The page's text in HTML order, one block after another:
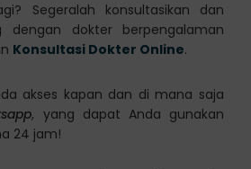
Segeralah konsultasikan dan
dengan dokter berpengalaman
Konsultasi Dokter Online.
akses kapan dan di mana saja
, yang dapat Anda gunakan
24 jam!